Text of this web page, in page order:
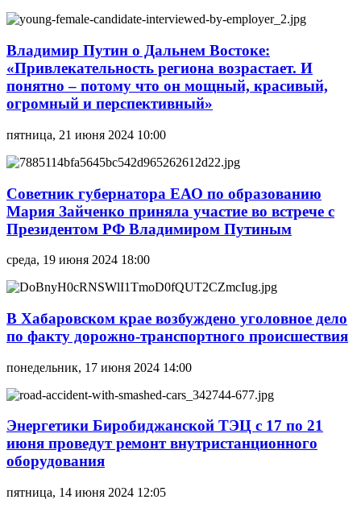
Владимир Путин о Дальнем Востоке:
«Привлекательность региона возрастает. И
понятно – потому что он мощный, красивый,
огромный и перспективный»
пятница, 21 июня 2024 10:00
Советник губернатора ЕАО по образованию
Мария Зайченко приняла участие во встрече с
Президентом РФ Владимиром Путиным
среда, 19 июня 2024 18:00
В Хабаровском крае возбуждено уголовное дело
по факту дорожно-транспортного происшествия
понедельник, 17 июня 2024 14:00
Энергетики Биробиджанской ТЭЦ с 17 по 21
июня проведут ремонт внутристанционного
оборудования
пятница, 14 июня 2024 12:05